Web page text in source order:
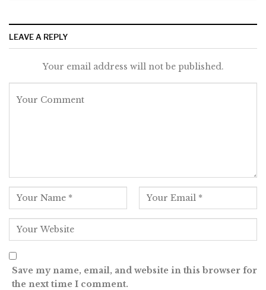
LEAVE A REPLY
Your email address will not be published.
Save my name, email, and website in this browser for
the next time I comment.